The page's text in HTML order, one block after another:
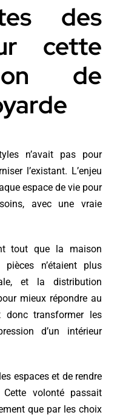
des
cette
de
n’avait pas pour
l’existant. L’enjeu
espace de vie pour
avec une vraie
tout que la maison
n’étaient plus
et la distribution
mieux répondre au
transformer les
d’un intérieur
espaces et de rendre
Cette volonté passait
que par les choix